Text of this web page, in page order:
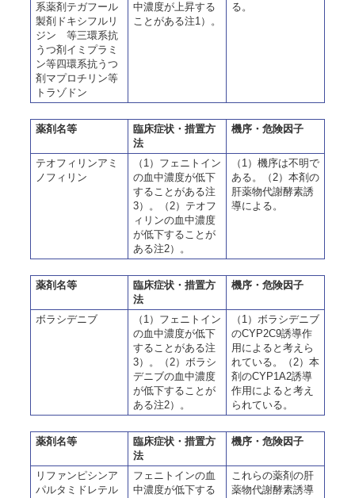
系薬剤テガフール
製剤ドキシフルリ
ジン 等三環系抗
うつ剤イミプラミ
ン等四環系抗うつ
剤マプロチリン等
トラゾドン
中濃度が上昇する
ことがある注1）。
る。
薬剤名等
臨床症状・措置方
法
機序・危険因子
テオフィリンアミ
ノフィリン
（1）フェニトイン
の血中濃度が低下
することがある注
3）。（2）テオフ
ィリンの血中濃度
が低下することが
ある注2）。
（1）機序は不明で
ある。（2）本剤の
肝薬物代謝酵素誘
導による。
薬剤名等
臨床症状・措置方
法
機序・危険因子
ボラシデニブ
（1）フェニトイン
の血中濃度が低下
することがある注
3）。（2）ボラシ
デニブの血中濃度
が低下することが
ある注2）。
（1）ボラシデニブ
のCYP2C9誘導作
用によると考えら
れている。（2）本
剤のCYP1A2誘導
作用によると考え
られている。
薬剤名等
臨床症状・措置方
法
機序・危険因子
リファンピシンア
パルタミドレテル
フェニトインの血
中濃度が低下する
これらの薬剤の肝
薬物代謝酵素誘導